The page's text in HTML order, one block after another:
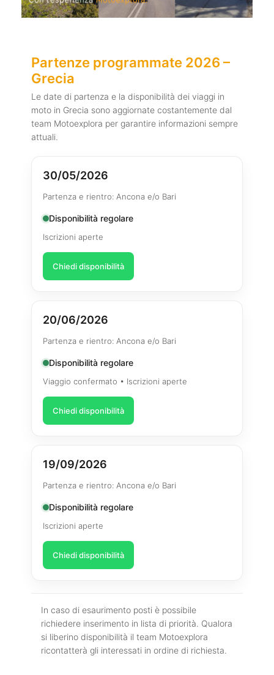
Partenze programmate 2026 –
Grecia
Le date di partenza e la disponibilità dei viaggi in
moto in Grecia sono aggiornate costantemente dal
team Motoexplora per garantire informazioni sempre
attuali.
30/05/2026
Partenza e rientro: Ancona e/o Bari
Disponibilità regolare
Iscrizioni aperte
Chiedi disponibilità
20/06/2026
Partenza e rientro: Ancona e/o Bari
Disponibilità regolare
Viaggio confermato • Iscrizioni aperte
Chiedi disponibilità
19/09/2026
Partenza e rientro: Ancona e/o Bari
Disponibilità regolare
Iscrizioni aperte
Chiedi disponibilità
In caso di esaurimento posti è possibile
richiedere inserimento in lista di priorità. Qualora
si liberino disponibilità il team Motoexplora
ricontatterà gli interessati in ordine di richiesta.